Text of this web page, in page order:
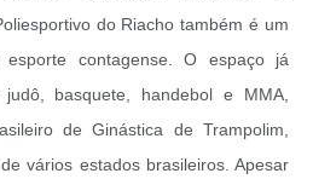
do Riacho também é um
contagense. O espaço já
basquete, handebol e MMA,
de Ginástica de Trampolim,
vários estados brasileiros. Apesar